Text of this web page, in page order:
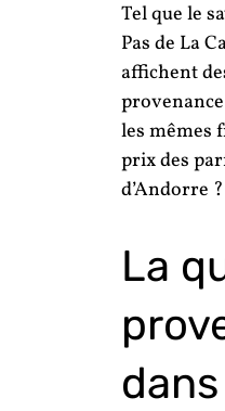
Tel que le
Pas de La
affichent
les mêmes
prix des
d’Andorre ?
La